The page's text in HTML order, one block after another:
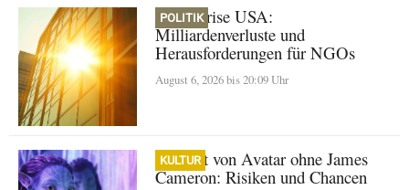
POLITIK
Klimakrise USA:
Milliardenverluste und
Herausforderungen für NGOs
August 6, 2026 bis 20:09 Uhr
KULTUR
Zukunft von Avatar ohne James
Cameron: Risiken und Chancen